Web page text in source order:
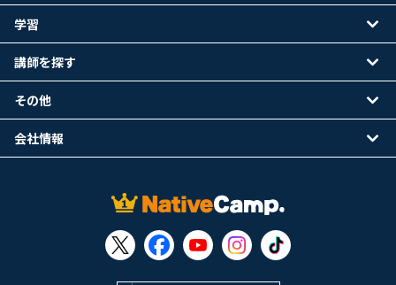
学習
講師を探す
その他
会社情報